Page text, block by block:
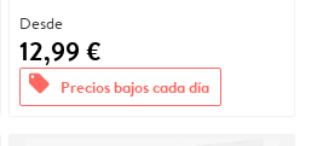
Desde
12,99 €
offers Precios bajos cada día